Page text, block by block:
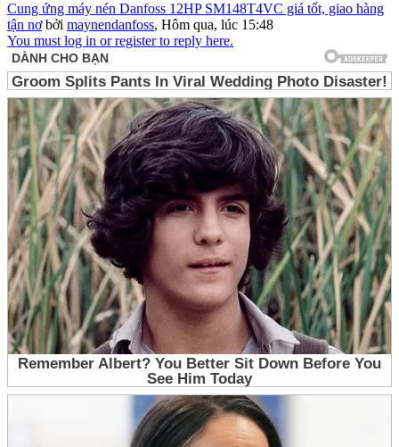
Cung ứng máy nén Danfoss 12HP SM148T4VC giá tốt, giao hàng
tận nơ bởi maynendanfoss, Hôm qua, lúc 15:48
You must log in or register to reply here.